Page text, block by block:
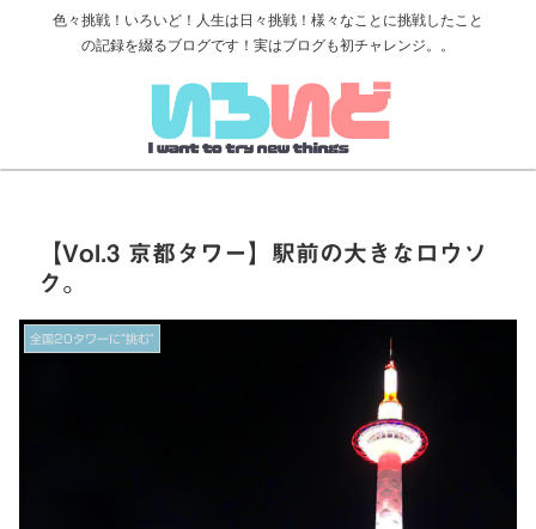
色々挑戦！いろいど！人生は日々挑戦！様々なことに挑戦したこと
の記録を綴るブログです！実はブログも初チャレンジ。。
【Vol.3 京都タワー】駅前の大きなロウソ
ク。
全国20タワーに”挑む”